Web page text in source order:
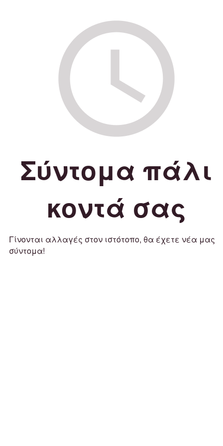
Σύντομα πάλι
κοντά σας
Γίνονται αλλαγές στον ιστότοπο, θα έχετε νέα μας
σύντομα!